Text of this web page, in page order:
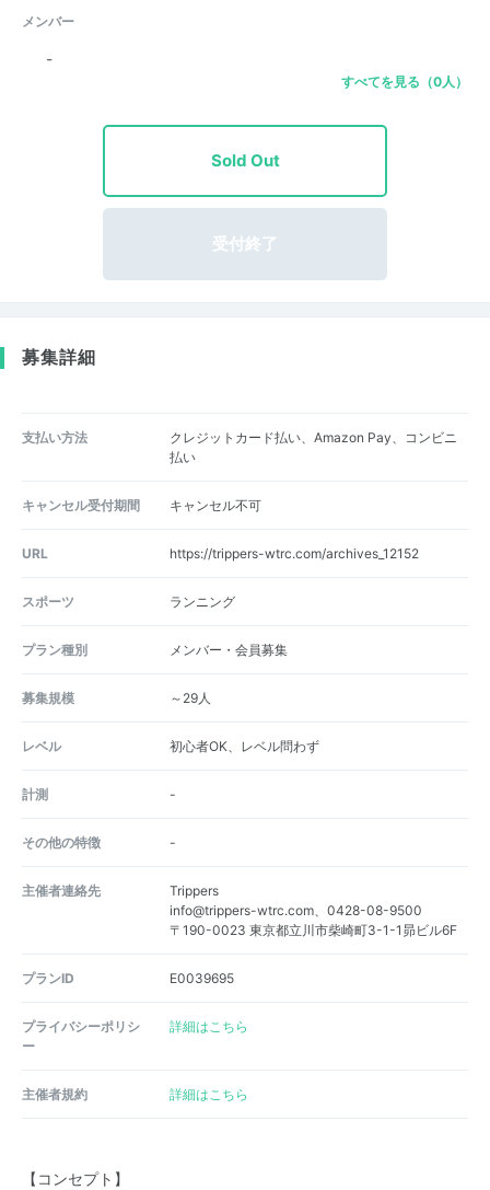
メンバー
-
すべてを見る（0人）
Sold Out
受付終了
募集詳細
支払い方法
クレジットカード払い、Amazon Pay、コンビニ
払い
キャンセル受付期間 キャンセル不可
URL https://trippers-wtrc.com/archives_12152
スポーツ ランニング
プラン種別 メンバー・会員募集
募集規模 ～29人
レベル 初心者OK、レベル問わず
計測 -
その他の特徴 -
主催者連絡先
Trippers
info@trippers-wtrc.com、0428-08-9500
〒190-0023 東京都立川市柴崎町3-1-1昴ビル6F
プランID E0039695
プライバシーポリシ
ー
詳細はこちら
主催者規約 詳細はこちら
【コンセプト】